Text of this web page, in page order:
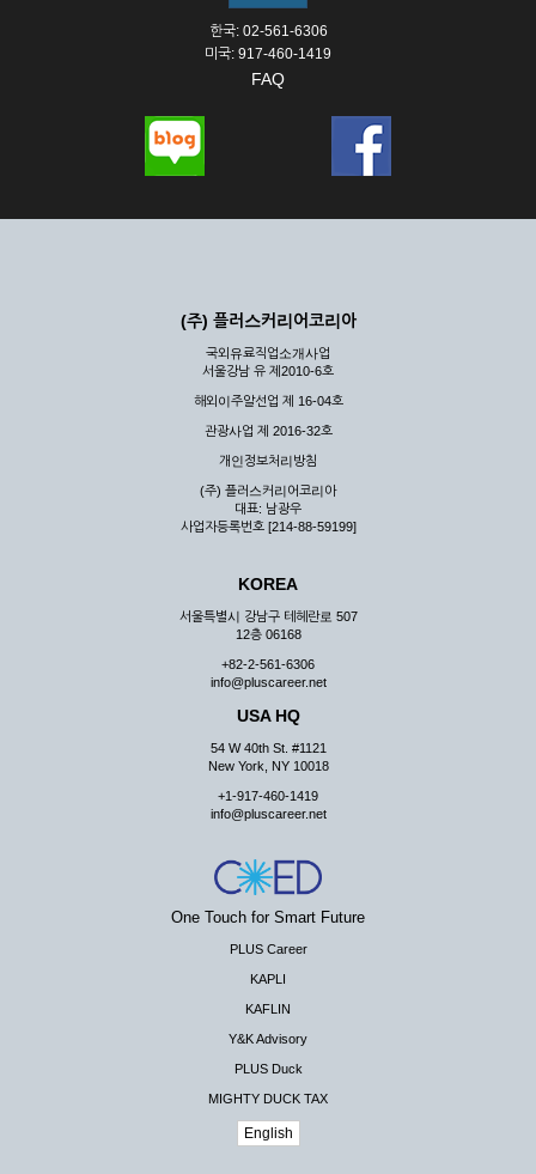
한국: 02-561-6306
미국: 917-460-1419
FAQ
(주) 플러스커리어코리아
국외유료직업소개사업
서울강남 유 제2010-6호
해외이주알선업 제 16-04호
관광사업 제 2016-32호
개인정보처리방침
(주) 플러스커리어코리아
대표: 남광우
사업자등록번호 [214-88-59199]
KOREA
서울특별시 강남구 테헤란로 507
12층 06168
+82-2-561-6306
info@pluscareer.net
USA HQ
54 W 40th St. #1121
New York, NY 10018
+1-917-460-1419
info@pluscareer.net
One Touch for Smart Future
PLUS Career
KAPLI
KAFLIN
Y&K Advisory
PLUS Duck
MIGHTY DUCK TAX
English